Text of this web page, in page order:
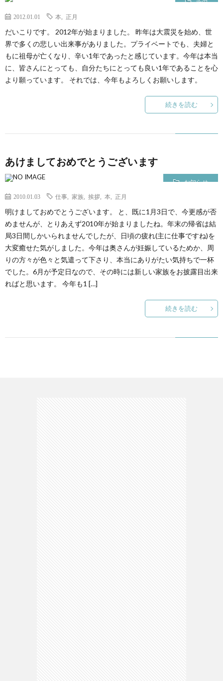
近況
2012.01.01 本 正月
だいこりです。 2012年が始まりました。 昨年は大震災を始め、世
界で多くの悲しい出来事がありました。プライベートでも、夫婦と
もに祖母が亡くなり、辛い1年であったと感じています。今年は本当
に、皆さんにとっても、自分たちにとっても良い1年であることを心
より願っています。 それでは、今年もよろしくお願いします。
続きを読む
あけましておめでとうございます
お知らせ
2010.01.03 仕事 家族 挨拶 本 正月
明けましておめでとうございます。 と、既に1月3日で、今更感が否
めませんが、とりあえず2010年が始まりましたね。年末の帰省は結
局3日間しかいられませんでしたが、日頃の疲れ(主に仕事ですね)を
大変癒せた気がしました。今年は奥さんが妊娠しているためか、周
りの方々が色々と気遣って下さり、本当にありがたい気持ちで一杯
でした。6月が予定日なので、その時には新しい家族をお披露目出来
ればと思います。 今年も1 […]
続きを読む